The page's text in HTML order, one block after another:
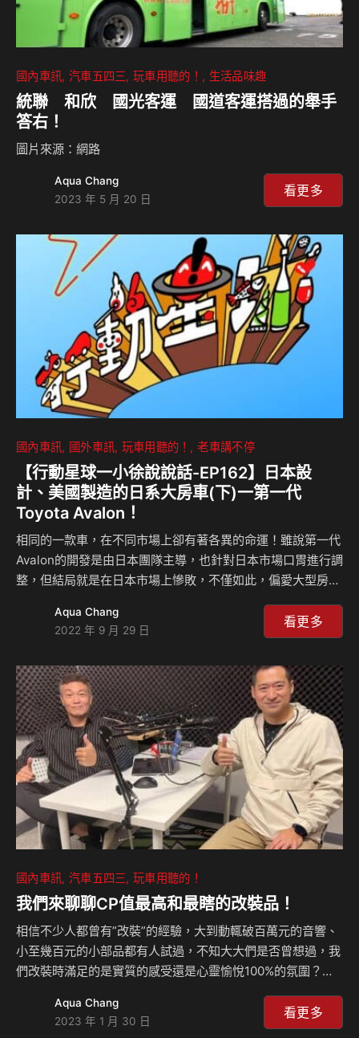
國內車訊 汽車五四三 玩車用聽的！ 生活品味趣
統聯 和欣 國光客運 國道客運搭過的舉手
答右！
圖片來源：網路
Aqua Chang
2023 年 5 月 20 日
看更多
國內車訊 國外車訊 玩車用聽的！ 老車講不停
【行動星球⼀小徐說說話-EP162】日本設
計、美國製造的日系大房車(下)⼀第一代
Toyota Avalon！
相同的一款車，在不同市場上卻有著各異的命運！雖說第一代
Avalon的開發是由日本團隊主導，也針對日本市場口胃進行調
整，但結局就是在日本市場上慘敗，不僅如此，偏愛大型房車
雖說Avalon一開始打著豪華大型房車的形象，銷售還算順利，
但隨著大魔王A32 Cefiro的到來，Avalon銷量每況愈下…。一
Aqua Chang
2022 年 9 月 29 日
看更多
國內車訊 汽車五四三 玩車用聽的！
我們來聊聊CP值最高和最瞎的改裝品！
相信不少人都曾有”改裝”的經驗，大到動輒破百萬元的音響、
小至幾百元的小部品都有人試過，不知大大們是否曾想過，我
們改裝時滿足的是實質的感受還是心靈愉悅100%的氛圍？相
有實質體感回饋、而哪些又是屬於心靈愉悅100%的改裝品？
來聽島叔、豪哥和小奕怎麼說？
Aqua Chang
2023 年 1 月 30 日
看更多